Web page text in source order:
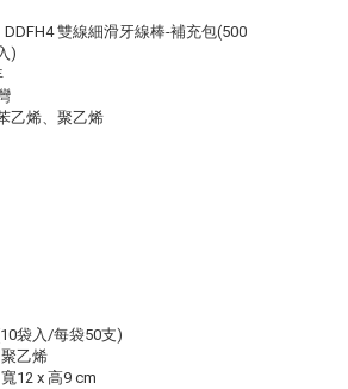
DDFH4 雙線細滑牙線棒-補充包(500
)
乙烯、聚乙烯
袋入/每袋50支)
乙烯
12 x 高9 cm